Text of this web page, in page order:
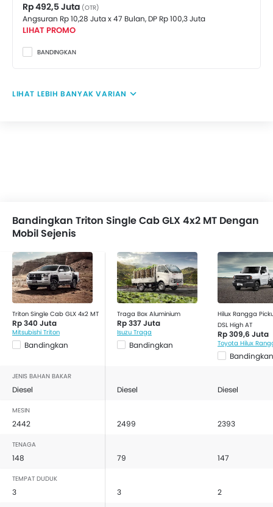
Tachometer
Electronic Multi Tripmeter
Engine Check Warning
Sun Visors
Knee Airbags
Emergency Stop Signal
Rp 492,5 Juta (OTR)
Angsuran Rp 10,28 Juta x 47 Bulan, DP Rp 100,3 Juta
LIHAT PROMO
BANDINGKAN
LIHAT LEBIH BANYAK VARIAN
Bandingkan Triton Single Cab GLX 4x2 MT Dengan
Mobil Sejenis
Triton Single Cab GLX 4x2 MT
Rp 340 Juta
Mitsubishi Triton
Bandingkan
Traga Box Aluminium
Rp 337 Juta
Isuzu Traga
Bandingkan
Hilux Rangga
DSL High AT
Rp 309,6 Juta
Toyota Hilux
Bandingkan
JENIS BAHAN BAKAR
Diesel Diesel Diesel
MESIN
2442 2499 2393
TENAGA
148 79 147
TEMPAT DUDUK
3 3 2